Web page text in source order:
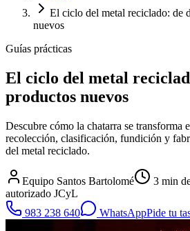
El ciclo del metal reciclado: de
nuevos
Guías prácticas
El ciclo del metal
productos nuevos
Descubre cómo la chatarra se transforma
recolección, clasificación, fundición y
del metal reciclado.
Equipo Santos Bartolomé 3 min
autorizado JCyL
983 238 640
WhatsAppPide tu